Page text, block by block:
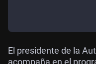
El presidente de la
acompaña en el